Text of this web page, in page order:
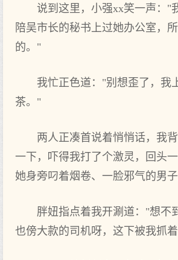
说到这里，小强xx笑一声："
陪吴市长的秘书上过她办公室，
的。"
我忙正色道："别想歪了，我
茶。"
两人正凑首说着悄悄话，我
一下，吓得我打了个激灵，回头一
她身旁叼着烟卷、一脸邪气的男子
胖妞指点着我开涮道："想不
也傍大款的司机呀，这下被我抓